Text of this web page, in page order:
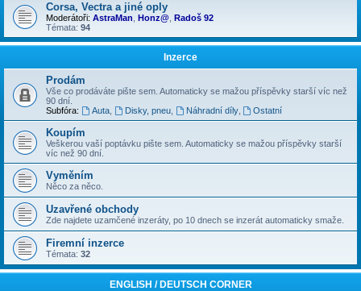
Corsa, Vectra a jiné oply
Moderátoři: AstraMan Honz@ Radoš 92
Témata: 94
Inzerce
Prodám
Vše co prodáváte pište sem. Automaticky se mažou příspěvky starší víc než
90 dní.
Subfóra:
Auta, Disky, pneu, Náhradní díly, Ostatní
Koupím
Veškerou vaší poptávku pište sem. Automaticky se mažou příspěvky starší
víc než 90 dní.
Vyměním
Něco za něco.
Uzavřené obchody
Zde najdete uzamčené inzeráty, po 10 dnech se inzerát automaticky smaže.
Firemní inzerce
Témata: 32
ENGLISH / DEUTSCH CORNER